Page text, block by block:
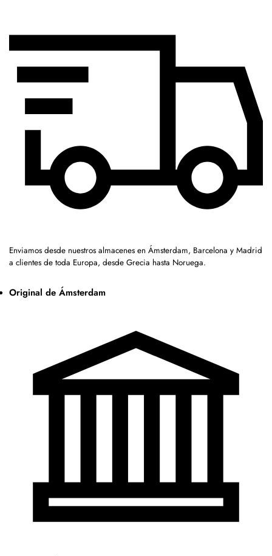
Enviamos desde nuestros almacenes en Ámsterdam, Barcelona y Madrid
a clientes de toda Europa, desde Grecia hasta Noruega.
Original de Ámsterdam